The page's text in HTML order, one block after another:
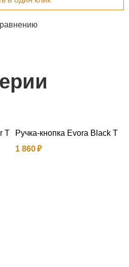
T
Ручка-кнопка Evora Black T
1 860